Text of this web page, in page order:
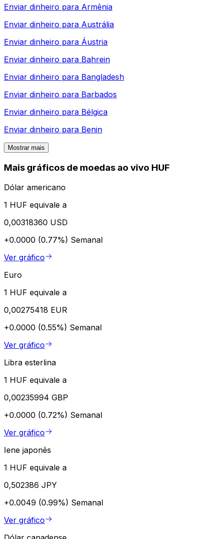
Enviar dinheiro para Armênia
Enviar dinheiro para Austrália
Enviar dinheiro para Áustria
Enviar dinheiro para Bahrein
Enviar dinheiro para Bangladesh
Enviar dinheiro para Barbados
Enviar dinheiro para Bélgica
Enviar dinheiro para Benin
Mostrar mais
Mais gráficos de moedas ao vivo HUF
Dólar americano
1 HUF equivale a
0,00318360 USD
+0.0000 (0.77%) Semanal
Ver gráfico
Euro
1 HUF equivale a
0,00275418 EUR
+0.0000 (0.55%) Semanal
Ver gráfico
Libra esterlina
1 HUF equivale a
0,00235994 GBP
+0.0000 (0.72%) Semanal
Ver gráfico
Iene japonês
1 HUF equivale a
0,502386 JPY
+0.0049 (0.99%) Semanal
Ver gráfico